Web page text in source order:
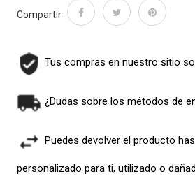
Compartir
Tus compras en nuestro sitio
¿Dudas sobre los métodos de
Puedes devolver el producto
personalizado para ti, utilizado o